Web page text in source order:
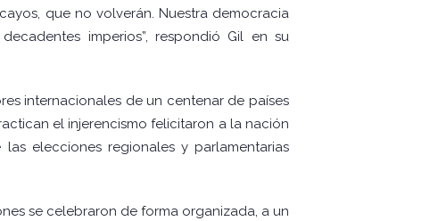
que no volverán. Nuestra democracia
imperios”, respondió Gil en su
internacionales de un centenar de países
el injerencismo felicitaron a la nación
elecciones regionales y parlamentarias
se celebraron de forma organizada, a un